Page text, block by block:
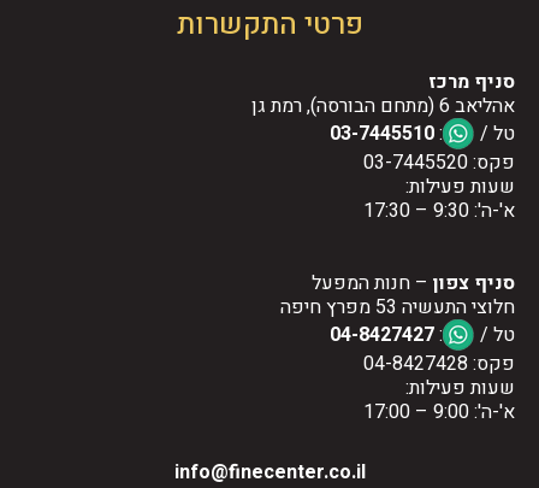
פרטי התקשרות
סניף מרכז
אהליאב 6 (מתחם הבורסה), רמת גן
טל /
:
03-7445510
פקס: 03-7445520
שעות פעילות:
א'-ה': 9:30 – 17:30
סניף צפון– חנות המפעל
חלוצי התעשיה 53 מפרץ חיפה
טל /
:
04-8427427
פקס: 04-8427428
שעות פעילות:
א'-ה': 9:00 – 17:00
info@finecenter.co.il